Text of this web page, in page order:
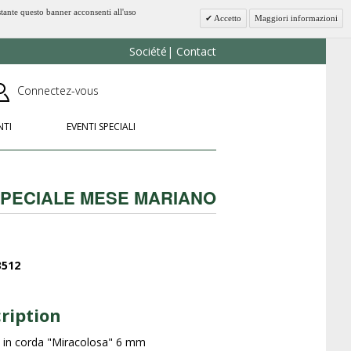
questo banner acconsenti all'uso
Accetto Maggiori informazioni
Société Contact
Connectez-vous
EVENTI SPECIALI
MESE MARIANO
in corda "Miracolosa" 6 mm